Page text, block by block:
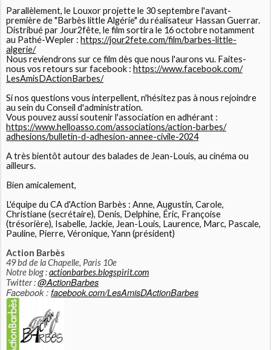
Parallèlement, le Louxor projette le 30 septembre l'avant-
première de "Barbès little Algérie" du réalisateur Hassan Guerrar.
Distribué par Jour2fête, le film sortira le 16 octobre notamment
au Pathé-Wepler :https://jour2fete.com/film/barbes-little-
algerie/
Nous reviendrons sur ce film dès que nous l'aurons vu. Faites-
nous vos retours sur facebook :https://www.facebook.com/
LesAmisDActionBarbes/
Si nos questions vous interpellent, n'hésitez pas à nous rejoindre
au sein du Conseil d'administration.
Vous pouvez aussi soutenir l'association en adhérant :
https://www.helloasso.com/associations/action-barbes/
adhesions/bulletin-d-adhesion-annee-civile-2024
A très bientôt autour des balades de Jean-Louis, au cinéma ou
ailleurs.
Bien amicalement,
L'équipe du CA d'Action Barbès : Anne, Augustin, Carole,
Christiane (secrétaire), Denis, Delphine, Éric, Françoise
(trésorière), Isabelle, Jackie, Jean-Louis, Laurence, Marc, Pascale,
Pauline, Pierre, Véronique, Yann (président)
Action Barbès
49 bd de la Chapelle, Paris 10e
Notre blog :actionbarbes.blogspirit.com
Twitter :@ActionBarbes
Facebook :facebook.com/LesAmisDActionBarbes